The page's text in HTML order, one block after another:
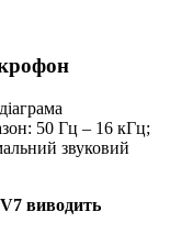
50 Гц – 16 кГц;
звуковий
виводить